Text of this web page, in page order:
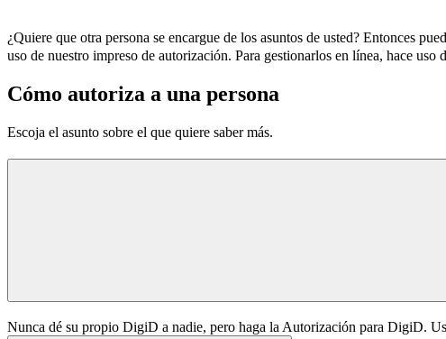
¿Quiere que otra persona se encargue de los asuntos de usted? Entonces
uso de nuestro impreso de autorización. Para gestionarlos en línea, hace
Cómo autoriza a una persona
Escoja el asunto sobre el que quiere saber más.
Nunca dé su propio DigiD a nadie, pero haga la Autorización para DigiD.